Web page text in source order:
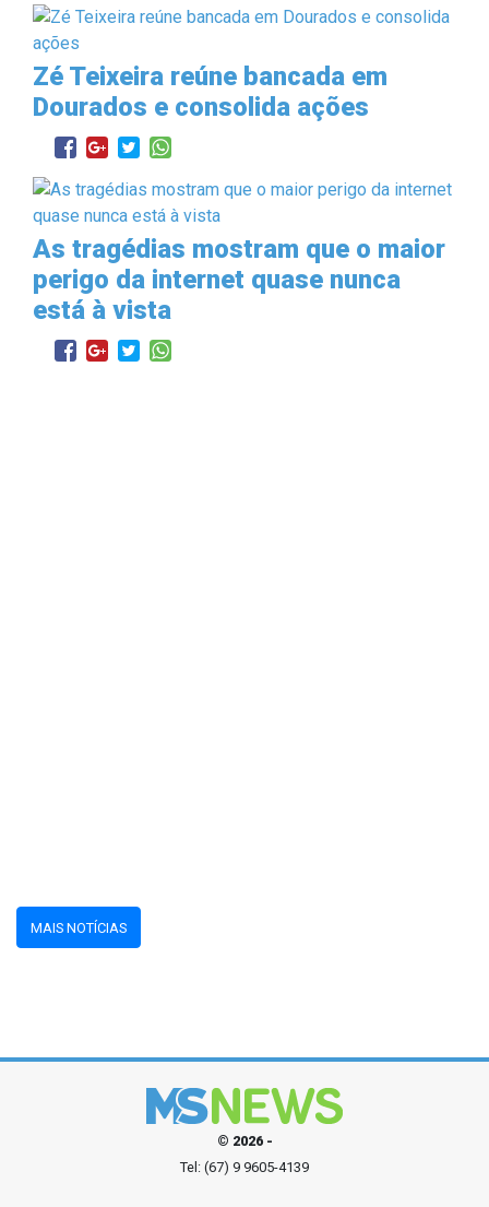
Zé Teixeira reúne bancada em
Dourados e consolida ações
As tragédias mostram que o maior
perigo da internet quase nunca
está à vista
MAIS NOTÍCIAS
© 2026 -
Tel: (67) 9 9605-4139